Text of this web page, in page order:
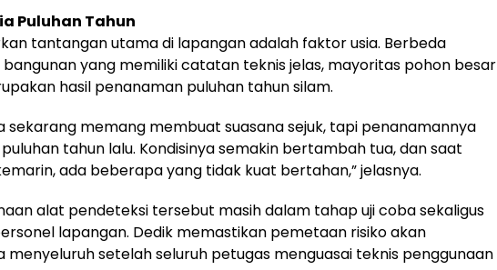
Puluhan Tahun
tantangan utama di lapangan adalah faktor usia. Berbeda
yang memiliki catatan teknis jelas, mayoritas pohon besar
hasil penanaman puluhan tahun silam.
sekarang memang membuat suasana sejuk, tapi penanamannya
tahun lalu. Kondisinya semakin bertambah tua, dan saat
ada beberapa yang tidak kuat bertahan,” jelasnya.
alat pendeteksi tersebut masih dalam tahap uji coba sekaligus
lapangan. Dedik memastikan pemetaan risiko akan
menyeluruh setelah seluruh petugas menguasai teknis penggunaan